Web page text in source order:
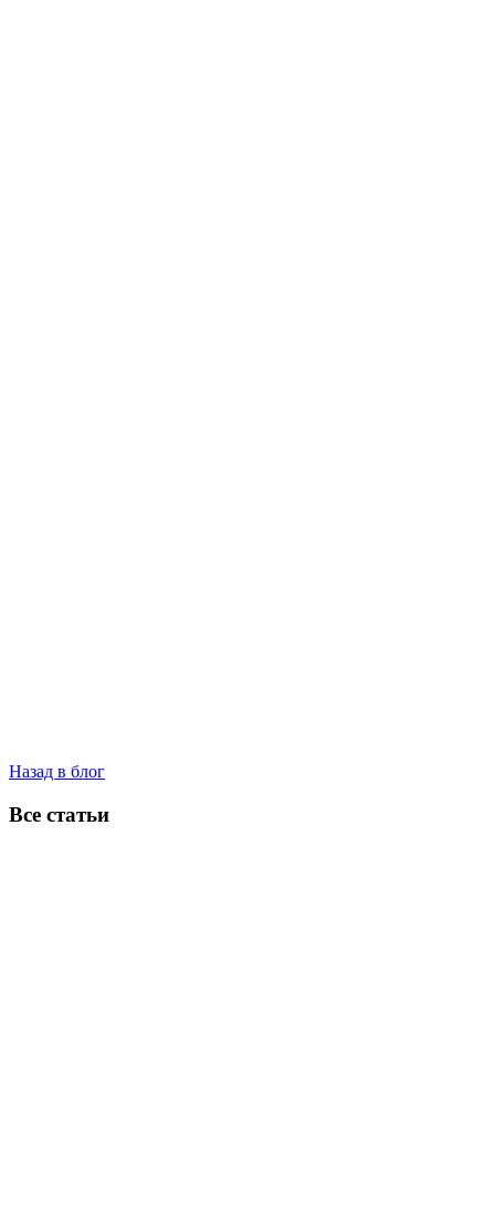
Назад в блог
Все статьи